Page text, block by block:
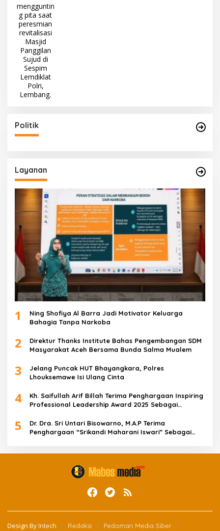
Politik
Layanan
1
Ning Shofiya Al Barra Jadi Motivator Keluarga
Bahagia Tanpa Narkoba
2
Direktur Thanks Institute Bahas Pengembangan SDM
Masyarakat Aceh Bersama Bunda Salma Mualem
3
Jelang Puncak HUT Bhayangkara, Polres
Lhouksemawe Isi Ulang Cinta
4
Kh. Saifullah Arif Billah Terima Penghargaan Inspiring
Professional Leadership Award 2025 Sebagai
5
Dr. Dra. Sri Untari Bisowarno, M.A.P Terima
Penghargaan “Srikandi Maharani Iswari” Sebagai
Design ByIntech Redaksi
Pedoman Media Siber